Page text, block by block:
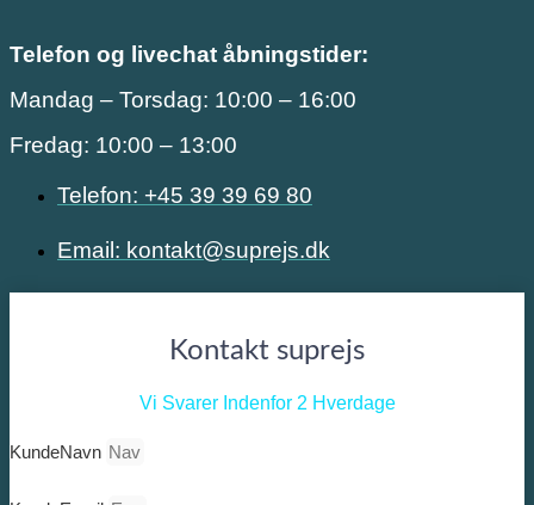
Telefon og livechat åbningstider:
Mandag – Torsdag: 10:00 – 16:00
Fredag: 10:00 – 13:00
Telefon: +45 39 39 69 80
Email: kontakt@suprejs.dk
Kontakt suprejs
Vi Svarer Indenfor 2 Hverdage
KundeNavn